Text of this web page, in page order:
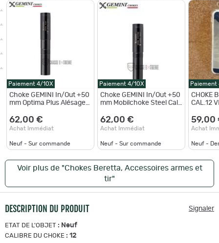
Paiement 4/10X
Choke GEMINI In/Out +50
mm Optima Plus Alésage
62,00 €
Achat Immédiat
Neuf - Sur commande
Paiement 4/10X
Choke GEMINI In/Out +50
mm Mobilchoke Steel Cal
62,00 €
Achat Immédiat
Neuf - Sur commande
Paiement
CHOKE
CAL.12
59,00
Achat
Neuf -
Voir plus de "Chokes Beretta, Accessoires armes et
tir"
DESCRIPTION DU PRODUIT Signaler
ETAT DE L'OBJET : Neuf
CALIBRE DU CHOKE : 12